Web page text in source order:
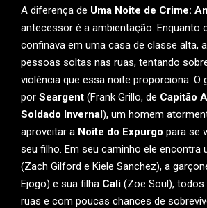
A diferença de Uma Noite de Crime:
antecessor é a ambientação. Enquanto
confinava em uma casa de classe alta,
pessoas soltas nas ruas, tentando
violência que essa noite proporciona. O
por Seargent (Frank Grillo, de Capitão
Soldado Invernal), um homem
aproveitar a Noite do Expurgo para se
seu filho. Em seu caminho ele encontra
(Zach Gilford e Kiele Sanchez), a
Ejogo) e sua filha Cali (Zoë Soul), todos
ruas e com poucas chances de